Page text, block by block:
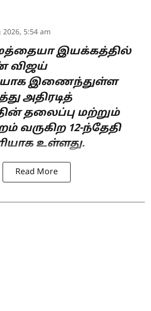
2026, 5:54 am
இயக்கத்தில்
விஜய்
இணைந்துள்ள
அதிரடித்
தலைப்பு மற்றும்
வருகிற 12-ந்தேதி
உள்ளது.
Read More